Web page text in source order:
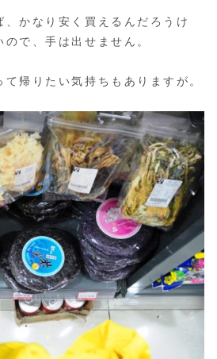
かなり安く買えるんだろうけ
で、手は出せません。
帰りたい気持ちもありますが。